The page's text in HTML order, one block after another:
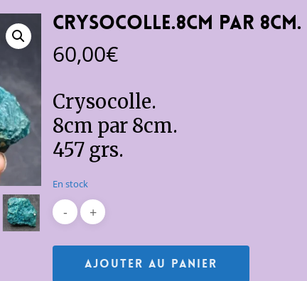
Crysocolle.8cm par 8cm.
60,00€
Crysocolle.
8cm par 8cm.
457 grs.
En stock
Ajouter Au Panier